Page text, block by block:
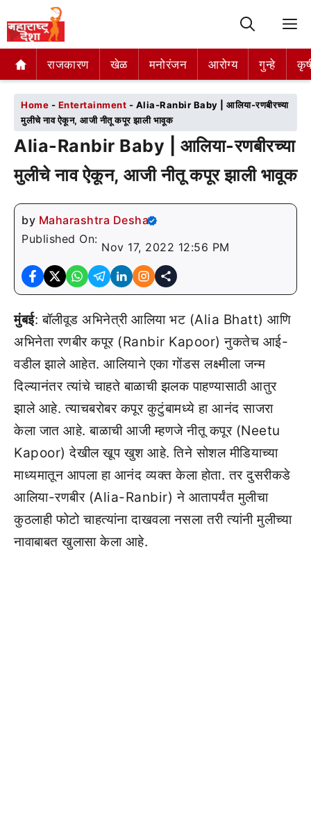
राजकारण खेळ मनोरंजन आरोग्य गुन्हे
राजकारण खेळ मनोरंजन आरोग्य गुन्हे
Home - Entertainment - Alia-Ranbir Baby | आलिया-रणबीरच्या
मुलीचे नाव ऐकून, आजी नीतू कपूर झाली भावूक
Alia-Ranbir Baby | आलिया-रणबीरच्या
मुलीचे नाव ऐकून, आजी नीतू कपूर झाली भावूक
by Maharashtra Desha
Published On:
Nov 17, 2022 12:56 PM
मुंबई: बॉलीवूड अभिनेत्री आलिया भट (Alia Bhatt) आणि
अभिनेता रणबीर कपूर (Ranbir Kapoor) नुकतेच आई-
वडील झाले आहेत. आलियाने एका गोंडस लक्ष्मीला जन्म
दिल्यानंतर त्यांचे चाहते बाळाची झलक पाहण्यासाठी आतुर
झाले आहे. त्याचबरोबर कपूर कुटुंबामध्ये हा आनंद साजरा
केला जात आहे. बाळाची आजी म्हणजे नीतू कपूर (Neetu
Kapoor) देखील खूप खुश आहे. तिने सोशल मीडियाच्या
माध्यमातून आपला हा आनंद व्यक्त केला होता. तर दुसरीकडे
आलिया-रणबीर (Alia-Ranbir) ने आतापर्यंत मुलीचा
कुठलाही फोटो चाहत्यांना दाखवला नसला तरी त्यांनी मुलीच्या
नावाबाबत खुलासा केला आहे.